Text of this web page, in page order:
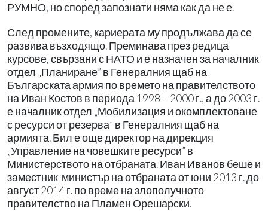
РУМНО, но според запознати няма как да не е.
След промените, кариерата му продължава да се
развива възходящо. Преминава през редица
курсове, свързани с НАТО и е назначен за началник
отдел „Планиране” в Генералния щаб на
Българската армия по времето на правителството
на Иван Костов в периода 1998 – 2000 г., а до 2003 г.
е началник отдел „Мобилизация и окомплектоване
с ресурси от резерва” в Генералния щаб на
армията. Бил е още директор на дирекция
„Управление на човешките ресурси” в
Министерството на отбраната. Иван Иванов беше и
заместник-министър на отбраната от юни 2013 г. до
август 2014 г. по време на злополучното
правителство на Пламен Орешарски.